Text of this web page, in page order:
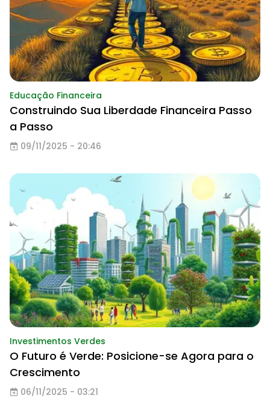
Educação Financeira
Construindo Sua Liberdade Financeira Passo
a Passo
09/11/2025 - 20:46
Investimentos Verdes
O Futuro é Verde: Posicione-se Agora para o
Crescimento
06/11/2025 - 03:21